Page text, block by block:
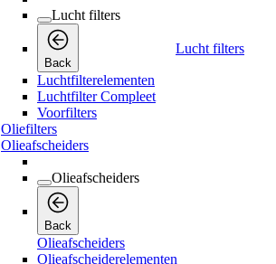
Lucht filters
Back
Lucht filters
Luchtfilterelementen
Luchtfilter Compleet
Voorfilters
Oliefilters
Olieafscheiders
Olieafscheiders
Back
Olieafscheiders
Olieafscheiderelementen